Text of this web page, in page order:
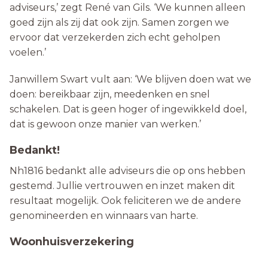
adviseurs,’ zegt René van Gils. ‘We kunnen alleen
goed zijn als zij dat ook zijn. Samen zorgen we
ervoor dat verzekerden zich echt geholpen
voelen.’
Janwillem Swart vult aan: ‘We blijven doen wat we
doen: bereikbaar zijn, meedenken en snel
schakelen. Dat is geen hoger of ingewikkeld doel,
dat is gewoon onze manier van werken.’
Bedankt!
Nh1816 bedankt alle adviseurs die op ons hebben
gestemd. Jullie vertrouwen en inzet maken dit
resultaat mogelijk. Ook feliciteren we de andere
genomineerden en winnaars van harte.
Woonhuisverzekering